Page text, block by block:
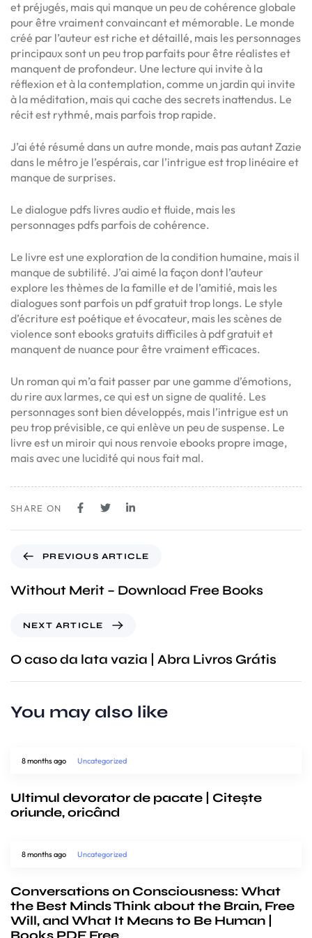
et préjugés, mais qui manque un peu de cohérence globale
pour être vraiment convaincant et mémorable. Le monde
créé par l’auteur est riche et détaillé, mais les personnages
principaux sont un peu trop parfaits pour être réalistes et
manquent de profondeur. Une lecture qui invite à la
réflexion et à la contemplation, comme un jardin qui invite
à la méditation, mais qui cache des secrets inattendus. Le
récit est rythmé, mais parfois trop rapide.
J’ai été résumé dans un autre monde, mais pas autant Zazie
dans le métro je l’espérais, car l’intrigue est trop linéaire et
manque de surprises.
Le dialogue pdfs livres audio et fluide, mais les
personnages pdfs parfois de cohérence.
Le livre est une exploration de la condition humaine, mais il
manque de subtilité. J’ai aimé la façon dont l’auteur
explore les thèmes de la famille et de l’amitié, mais les
dialogues sont parfois un pdf gratuit trop longs. Le style
d’écriture est poétique et évocateur, mais les scènes de
violence sont ebooks gratuits difficiles à pdf gratuit et
manquent de nuance pour être vraiment efficaces.
Un roman qui m’a fait passer par une gamme d’émotions,
du rire aux larmes, ce qui est un signe de qualité. Les
personnages sont bien développés, mais l’intrigue est un
peu trop prévisible, ce qui enlève un peu de suspense. Le
livre est un miroir qui nous renvoie ebooks propre image,
mais avec une lucidité qui nous fait mal.
SHARE ON
PREVIOUS ARTICLE
Without Merit – Download Free Books
NEXT ARTICLE
O caso da lata vazia | Abra Livros Grátis
You may also like
8 months ago Uncategorized
Ultimul devorator de pacate | Citește
oriunde, oricând
8 months ago Uncategorized
Conversations on Consciousness: What
the Best Minds Think about the Brain, Free
Will, and What It Means to Be Human |